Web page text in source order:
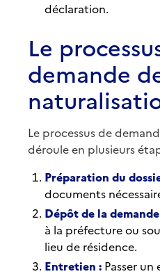
déclaration.
Le
demande
Le processus de
déroule en plusieurs
Préparation du
documents
Dépôt de la
à la préfecture ou
lieu de résidence.
Entretien : Passer